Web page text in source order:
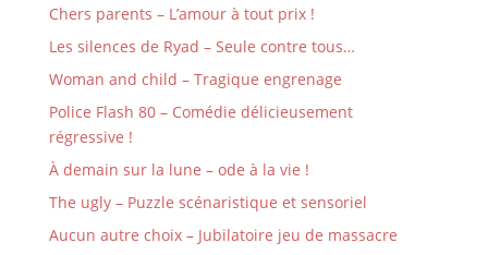
Chers parents – L’amour à tout prix !
Les silences de Ryad – Seule contre tous…
Woman and child – Tragique engrenage
Police Flash 80 – Comédie délicieusement
régressive !
À demain sur la lune – ode à la vie !
The ugly – Puzzle scénaristique et sensoriel
Aucun autre choix – Jubilatoire jeu de massacre